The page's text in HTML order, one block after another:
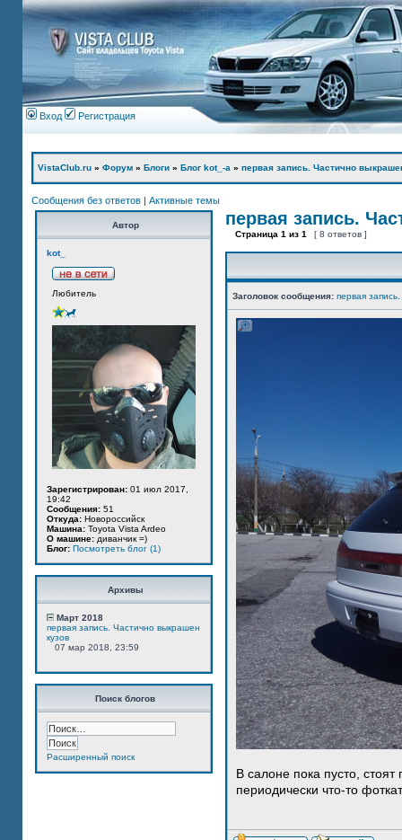
Вход Регистрация
VistaClub.ru » Форум » Блоги » Блог kot_-а » первая запись. Частично
Сообщения без ответов | Активные темы
Автор
kot_
Любитель
Зарегистрирован: 01 июл 2017,
19:42
Сообщения: 51
Откуда: Новороссийск
Машина: Toyota Vista Ardeo
О машине: диванчик =)
Блог: Посмотреть блог (1)
Архивы
Март 2018
первая запись. Частично выкрашен
кузов
07 мар 2018, 23:59
Поиск блогов
Расширенный поиск
первая запись.
Страница 1 из 1 [ 8 ответов ]
Заголовок сообщения: первая
В салоне пока пусто,
периодически что-то